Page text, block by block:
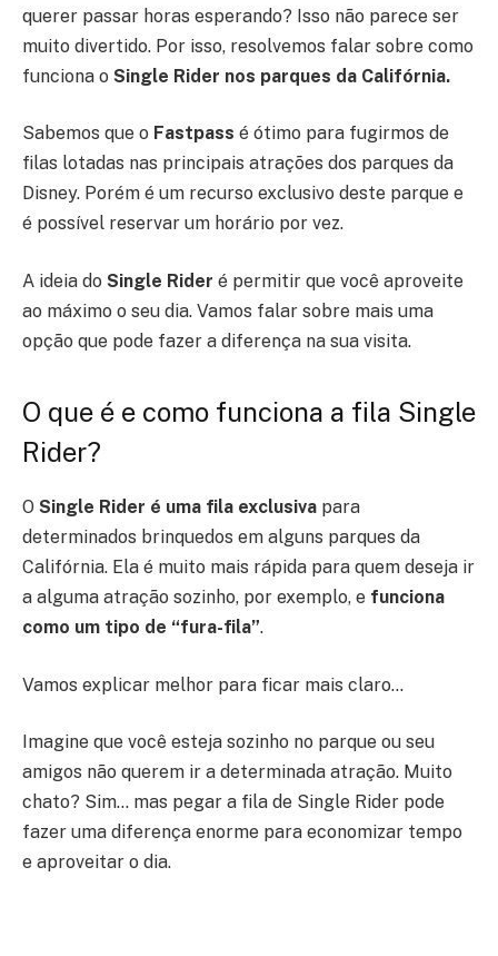
querer passar horas esperando? Isso não parece ser
muito divertido. Por isso, resolvemos falar sobre como
funciona o Single Rider nos parques da Califórnia.
Sabemos que o Fastpass é ótimo para fugirmos de
filas lotadas nas principais atrações dos parques da
Disney. Porém é um recurso exclusivo deste parque e
é possível reservar um horário por vez.
A ideia do Single Rider é permitir que você aproveite
ao máximo o seu dia. Vamos falar sobre mais uma
opção que pode fazer a diferença na sua visita.
O que é e como funciona a fila Single
Rider?
O Single Rider é uma fila exclusiva para
determinados brinquedos em alguns parques da
Califórnia. Ela é muito mais rápida para quem deseja ir
a alguma atração sozinho, por exemplo, e funciona
como um tipo de “fura-fila”.
Vamos explicar melhor para ficar mais claro…
Imagine que você esteja sozinho no parque ou seu
amigos não querem ir a determinada atração. Muito
chato? Sim… mas pegar a fila de Single Rider pode
fazer uma diferença enorme para economizar tempo
e aproveitar o dia.